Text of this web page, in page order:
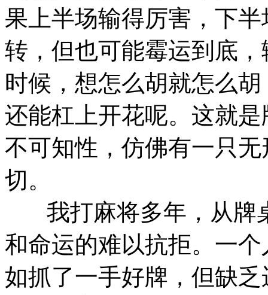
果上半场输得厉害，下
转，但也可能霉运到底
时候，想怎么胡就怎么
还能杠上开花呢。这就
不可知性，仿佛有一只
切。
我打麻将多年，从牌
和命运的难以抗拒。一
如抓了一手好牌，但缺